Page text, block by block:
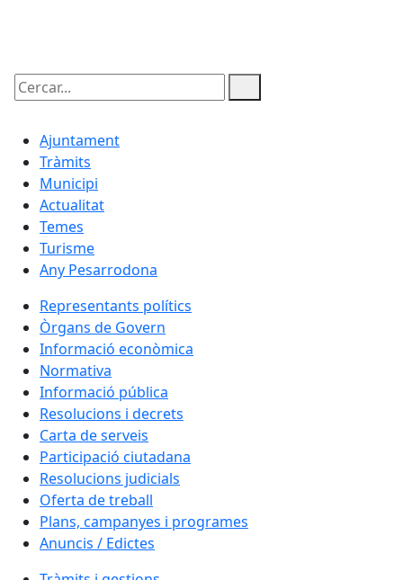
Cercar:
Ajuntament
Tràmits
Municipi
Actualitat
Temes
Turisme
Any Pesarrodona
Representants polítics
Òrgans de Govern
Informació econòmica
Normativa
Informació pública
Resolucions i decrets
Carta de serveis
Participació ciutadana
Resolucions judicials
Oferta de treball
Plans, campanyes i programes
Anuncis / Edictes